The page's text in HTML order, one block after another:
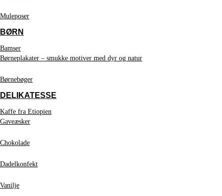
Muleposer
BØRN
Bamser
Børneplakater – smukke motiver med dyr og natur
Børnebøger
DELIKATESSE
Kaffe fra Etiopien
Gaveæsker
Chokolade
Dadelkonfekt
Vanilje